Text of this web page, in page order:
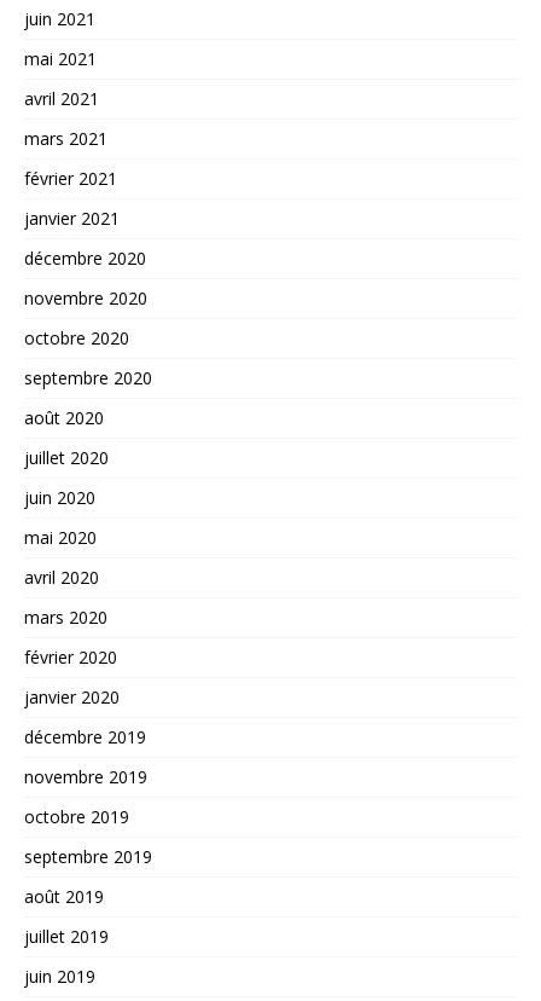
juin 2021
mai 2021
avril 2021
mars 2021
février 2021
janvier 2021
décembre 2020
novembre 2020
octobre 2020
septembre 2020
août 2020
juillet 2020
juin 2020
mai 2020
avril 2020
mars 2020
février 2020
janvier 2020
décembre 2019
novembre 2019
octobre 2019
septembre 2019
août 2019
juillet 2019
juin 2019